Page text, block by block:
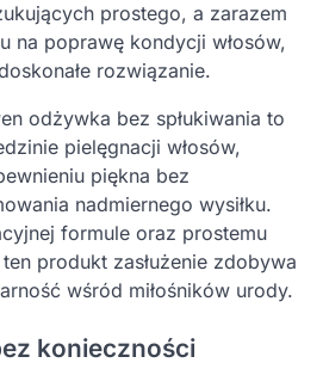
prostego, a zarazem
na poprawę kondycji włosów,
rozwiązanie.
odżywka bez spłukiwania to
pielęgnacji włosów,
piękna bez
nadmiernego wysiłku.
formule oraz prostemu
produkt zasłużenie zdobywa
wśród miłośników urody.
konieczności